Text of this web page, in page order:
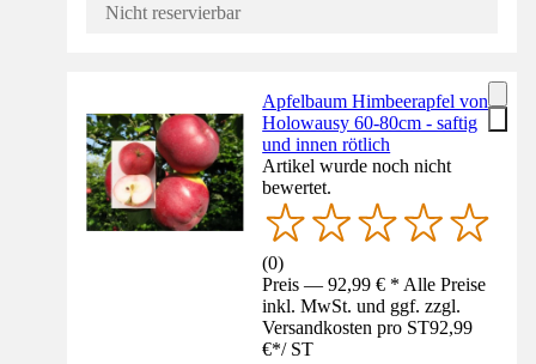
Nicht reservierbar
Apfelbaum Himbeerapfel von
Holowausy 60-80cm - saftig
und innen rötlich
Artikel wurde noch nicht
bewertet.
(0)
Preis — 92,99 € * Alle Preise
inkl. MwSt. und ggf. zzgl.
Versandkosten pro ST92,99
€*/ ST